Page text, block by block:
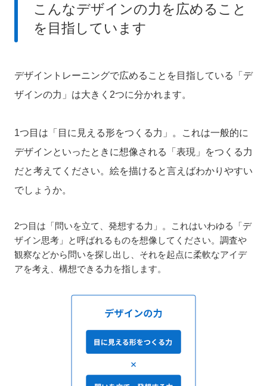
こんなデザインの力を広めること
を目指しています
デザイントレーニングで広めることを目指している「デ
ザインの力」は大きく2つに分かれます。
1つ目は「目に見える形をつくる力」。これは一般的に
デザインといったときに想像される「表現」をつくる力
だと考えてください。絵を描けると言えばわかりやすい
でしょうか。
2つ目は「問いを立て、発想する力」。これはいわゆる「デ
ザイン思考」と呼ばれるものを想像してください。調査や
観察などから問いを探し出し、それを起点に柔軟なアイデ
アを考え、構想できる力を指します。